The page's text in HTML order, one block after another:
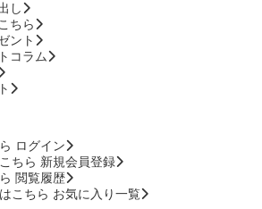
し
ちら
ント
コラム
ログイン
新規会員登録
閲覧履歴
お気に入り一覧